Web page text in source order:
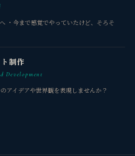
・今まで感覚でやっていたけど、そろそ
制作
Development
アイデアや世界観を表現しませんか？